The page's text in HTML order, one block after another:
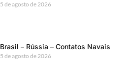
5 de agosto de 2026
Brasil – Rússia – Contatos Navais
5 de agosto de 2026